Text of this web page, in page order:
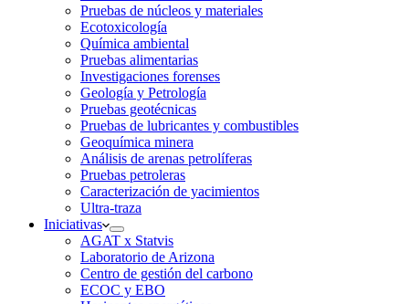
Pruebas de núcleos y materiales
Ecotoxicología
Química ambiental
Pruebas alimentarias
Investigaciones forenses
Geología y Petrología
Pruebas geotécnicas
Pruebas de lubricantes y combustibles
Geoquímica minera
Análisis de arenas petrolíferas
Pruebas petroleras
Caracterización de yacimientos
Ultra-traza
Iniciativas
AGAT x Statvis
Laboratorio de Arizona
Centro de gestión del carbono
ECOC y EBO